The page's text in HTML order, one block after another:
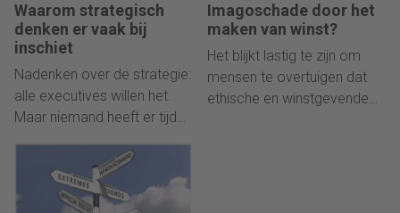
Waarom strategisch
denken er vaak bij
inschiet
Nadenken over de strategie:
alle executives willen het.
Maar niemand heeft er tijd
Imagoschade door het
maken van winst?
Het blijkt lastig te zijn om
mensen te overtuigen dat
ethische en winstgevende